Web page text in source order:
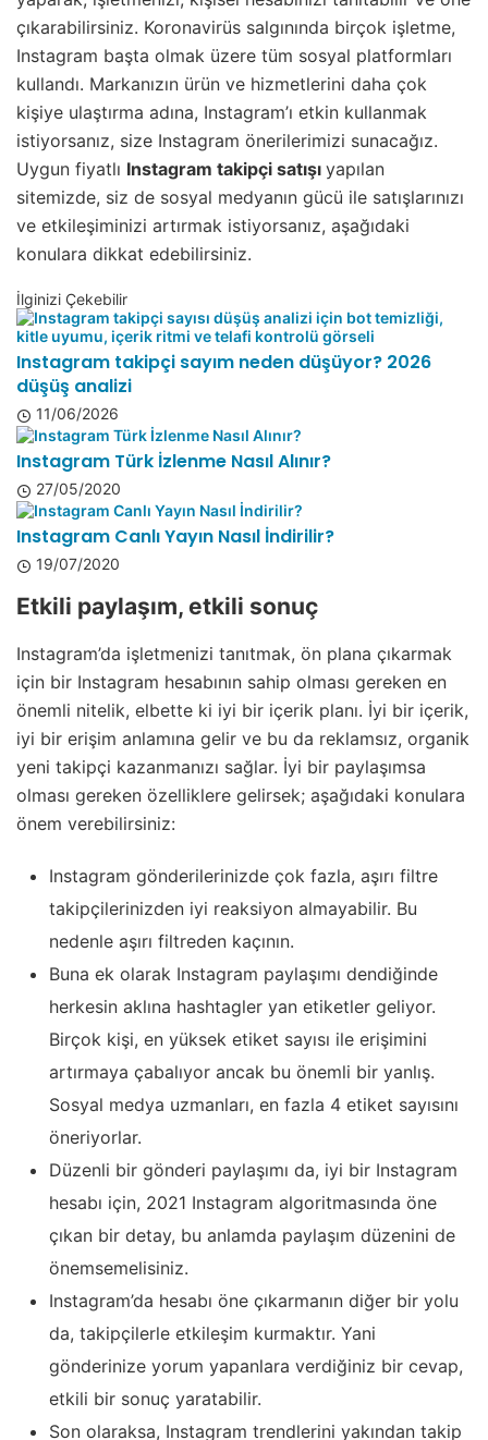
çıkarabilirsiniz. Koronavirüs salgınında birçok işletme,
Instagram başta olmak üzere tüm sosyal platformları
kullandı. Markanızın ürün ve hizmetlerini daha çok
kişiye ulaştırma adına, Instagram’ı etkin kullanmak
istiyorsanız, size Instagram önerilerimizi sunacağız.
Uygun fiyatlı Instagram takipçi satışı yapılan
sitemizde, siz de sosyal medyanın gücü ile satışlarınızı
ve etkileşiminizi artırmak istiyorsanız, aşağıdaki
konulara dikkat edebilirsiniz.
İlginizi Çekebilir
Instagram takipçi sayım neden düşüyor? 2026
düşüş analizi
11/06/2026
Instagram Türk İzlenme Nasıl Alınır?
27/05/2020
Instagram Canlı Yayın Nasıl İndirilir?
19/07/2020
Etkili paylaşım, etkili sonuç
Instagram’da işletmenizi tanıtmak, ön plana çıkarmak
için bir Instagram hesabının sahip olması gereken en
önemli nitelik, elbette ki iyi bir içerik planı. İyi bir içerik,
iyi bir erişim anlamına gelir ve bu da reklamsız, organik
yeni takipçi kazanmanızı sağlar. İyi bir paylaşımsa
olması gereken özelliklere gelirsek; aşağıdaki konulara
önem verebilirsiniz:
Instagram gönderilerinizde çok fazla, aşırı filtre
takipçilerinizden iyi reaksiyon almayabilir. Bu
nedenle aşırı filtreden kaçının.
Buna ek olarak Instagram paylaşımı dendiğinde
herkesin aklına hashtagler yan etiketler geliyor.
Birçok kişi, en yüksek etiket sayısı ile erişimini
artırmaya çabalıyor ancak bu önemli bir yanlış.
Sosyal medya uzmanları, en fazla 4 etiket sayısını
öneriyorlar.
Düzenli bir gönderi paylaşımı da, iyi bir Instagram
hesabı için, 2021 Instagram algoritmasında öne
çıkan bir detay, bu anlamda paylaşım düzenini de
önemsemelisiniz.
Instagram’da hesabı öne çıkarmanın diğer bir yolu
da, takipçilerle etkileşim kurmaktır. Yani
gönderinize yorum yapanlara verdiğiniz bir cevap,
etkili bir sonuç yaratabilir.
Son olaraksa, Instagram trendlerini yakından takip